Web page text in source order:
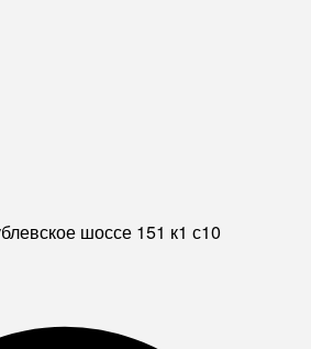
шоссе 151 к1 с10